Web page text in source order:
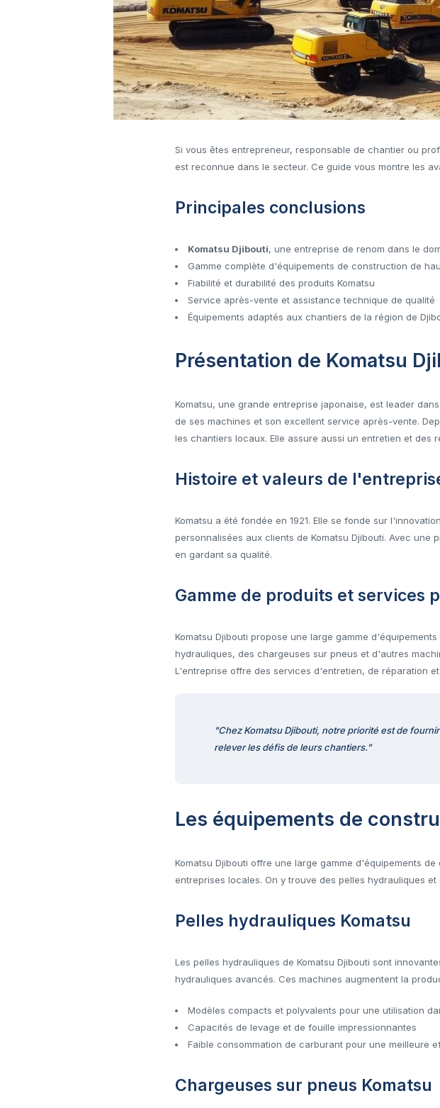
Si vous êtes entrepreneur, responsable de chantier ou
est reconnue dans le secteur. Ce guide vous montre les
Principales conclusions
Komatsu Djibouti, une entreprise de renom dans le
Gamme complète d'équipements de construction de
Fiabilité et durabilité des produits Komatsu
Service après-vente et assistance technique de qualité
Équipements adaptés aux chantiers de la région de
Présentation de Komatsu
Komatsu, une grande entreprise japonaise, est leader
de ses machines et son excellent service après-vente.
les chantiers locaux. Elle assure aussi un entretien et des
Histoire et valeurs de
Komatsu a été fondée en 1921. Elle se fonde sur
personnalisées aux clients de Komatsu Djibouti. Avec
en gardant sa qualité.
Gamme de produits et services
Komatsu Djibouti propose une large gamme
hydrauliques, des chargeuses sur pneus et d'autres
L'entreprise offre des services d'entretien, de réparation
"Chez Komatsu Djibouti, notre priorité est de
relever les défis de leurs chantiers."
Les équipements de
Komatsu Djibouti offre une large gamme d'équipements
entreprises locales. On y trouve des pelles hydrauliques
Pelles hydrauliques Komatsu
Les pelles hydrauliques de Komatsu Djibouti sont
hydrauliques avancés. Ces machines augmentent la
Modèles compacts et polyvalents pour une utilisation
Capacités de levage et de fouille impressionnantes
Faible consommation de carburant pour une meilleure
Chargeuses sur pneus Komatsu